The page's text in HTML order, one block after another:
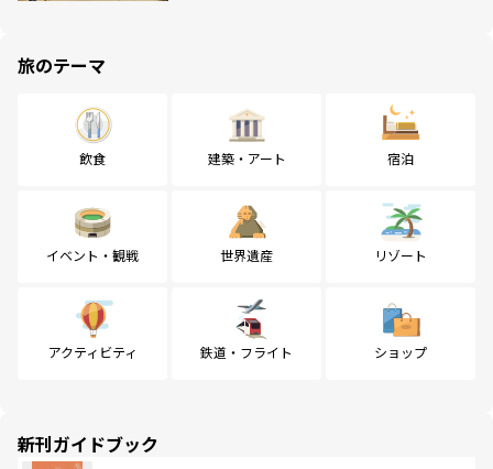
旅のテーマ
飲食 建築・アート 宿泊
イベント・観戦 世界遺産 リゾート
アクティビティ 鉄道・フライト ショップ
新刊ガイドブック